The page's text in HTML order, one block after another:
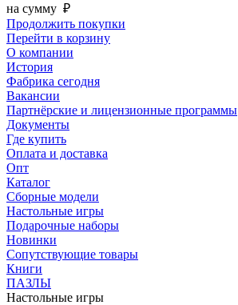
на сумму ₽
Продолжить покупки
Перейти в корзину
О компании
История
Фабрика сегодня
Вакансии
Партнёрские и лицензионные программы
Документы
Где купить
Оплата и доставка
Опт
Каталог
Сборные модели
Настольные игры
Подарочные наборы
Новинки
Сопутствующие товары
Книги
ПАЗЛЫ
Настольные игры